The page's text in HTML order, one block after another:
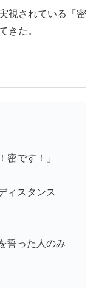
視されている「密
きた。
密です！」
ィスタンス
誓った人のみ